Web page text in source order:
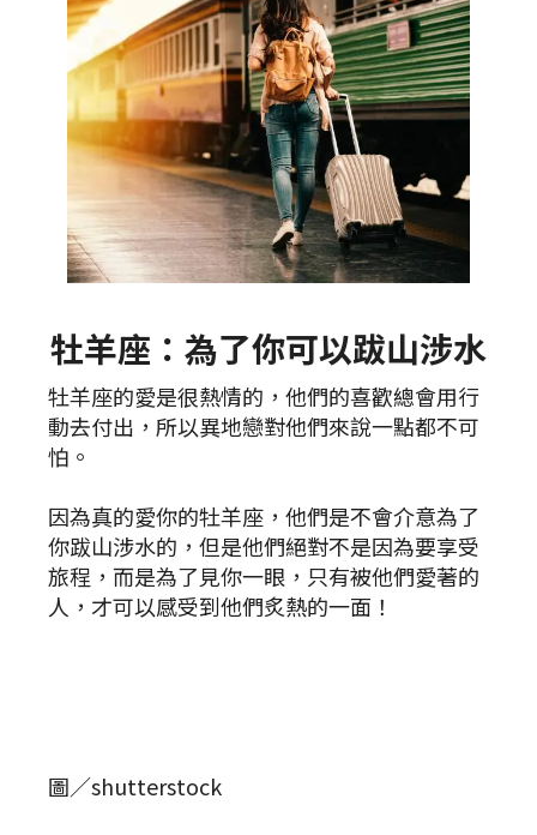
牡羊座：為了你可以跋山涉水
牡羊座的愛是很熱情的，他們的喜歡總會用行
動去付出，所以異地戀對他們來說一點都不可
怕。
因為真的愛你的牡羊座，他們是不會介意為了
你跋山涉水的，但是他們絕對不是因為要享受
旅程，而是為了見你一眼，只有被他們愛著的
人，才可以感受到他們炙熱的一面！
圖／shutterstock